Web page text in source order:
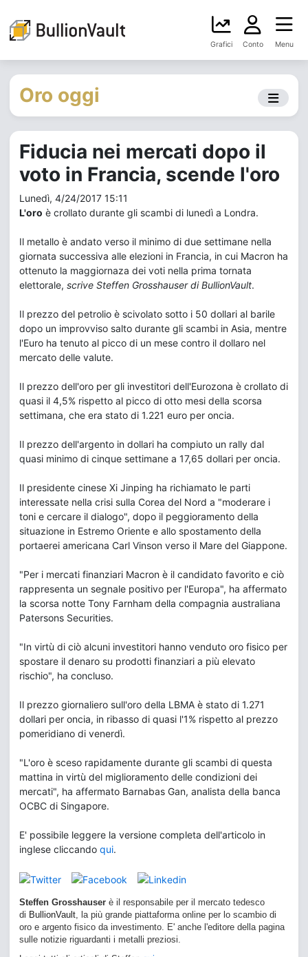
Grafici Conto Menu
Oro oggi
Fiducia nei mercati dopo il
voto in Francia, scende l'oro
Lunedì, 4/24/2017 15:11
L'oro è crollato durante gli scambi di lunedì a Londra.
Il metallo è andato verso il minimo di due settimane nella
giornata successiva alle elezioni in Francia, in cui Macron ha
ottenuto la maggiornaza dei voti nella prima tornata
elettorale, scrive Steffen Grosshauser di BullionVault.
Il prezzo del petrolio è scivolato sotto i 50 dollari al barile
dopo un improvviso salto durante gli scambi in Asia, mentre
l'Euro ha tenuto al picco di un mese contro il dollaro nel
mercato delle valute.
Il prezzo dell'oro per gli investitori dell'Eurozona è crollato di
quasi il 4,5% rispetto al picco di otto mesi della scorsa
settimana, che era stato di 1.221 euro per oncia.
Il prezzo dell'argento in dollari ha compiuto un rally dal
quasi minimo di cinque settimane a 17,65 dollari per oncia.
Il presidente cinese Xi Jinping ha richiamato le parti
interessate nella crisi sulla Corea del Nord a "moderare i
toni e cercare il dialogo", dopo il peggioramento della
situazione in Estremo Oriente e allo spostamento della
portaerei americana Carl Vinson verso il Mare del Giappone.
"Per i mercati finanziari Macron è il candidato favorito e ciò
rappresenta un segnale positivo per l'Europa", ha affermato
la scorsa notte Tony Farnham della compagnia australiana
Patersons Securities.
"In virtù di ciò alcuni investitori hanno venduto oro fisico per
spostare il denaro su prodotti finanziari a più elevato
rischio", ha concluso.
Il prezzo giornaliero sull'oro della LBMA è stato di 1.271
dollari per oncia, in ribasso di quasi l'1% rispetto al prezzo
pomeridiano di venerdì.
"L'oro è sceso rapidamente durante gli scambi di questa
mattina in virtù del miglioramento delle condizioni dei
mercati", ha affermato Barnabas Gan, analista della banca
OCBC di Singapore.
E' possibile leggere la versione completa dell'articolo in
inglese cliccando qui.
Steffen Grosshauser è il responsabile per il mercato tedesco
di BullionVault , la più grande piattaforma online per lo scambio di
oro e argento fisico da investimento. E' anche l'editore della pagina
sulle notizie riguardanti i metalli preziosi.